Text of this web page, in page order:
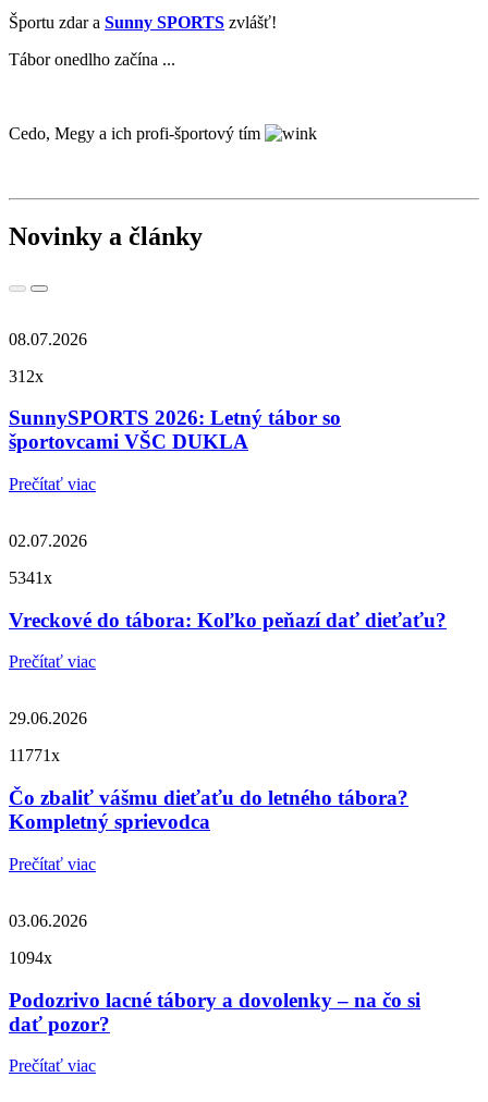
Športu zdar a Sunny SPORTS zvlášť!
Tábor onedlho začína ...
Cedo, Megy a ich profi-športový tím
Novinky a články
08.07.2026
312x
SunnySPORTS 2026: Letný tábor so
športovcami VŠC DUKLA
Prečítať viac
02.07.2026
5341x
Vreckové do tábora: Koľko peňazí dať dieťaťu?
Prečítať viac
29.06.2026
11771x
Čo zbaliť vášmu dieťaťu do letného tábora?
Kompletný sprievodca
Prečítať viac
03.06.2026
1094x
Podozrivo lacné tábory a dovolenky – na čo si
dať pozor?
Prečítať viac